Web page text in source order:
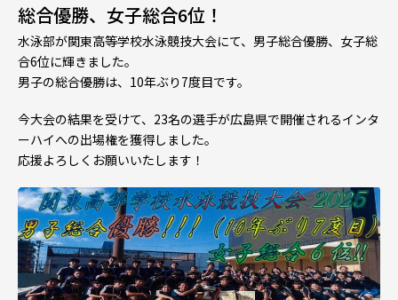
総合優勝、女子総合6位！
水泳部が関東高等学校水泳競技大会にて、男子総合優勝、女子総
合6位に輝きました。
男子の総合優勝は、10年ぶり7度目です。
今大会の結果を受けて、23名の選手が広島県で開催されるインタ
ーハイへの出場権を獲得しました。
応援よろしくお願いいたします！